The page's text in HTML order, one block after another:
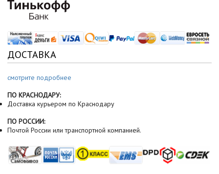
ДОСТАВКА
смотрите подробнее
ПО КРАСНОДАРУ:
Доставка курьером по Краснодару
ПО РОССИИ:
Почтой России или транспортной компанией.